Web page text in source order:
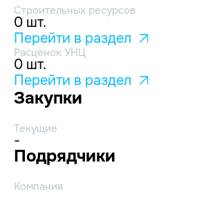
Строительных ресурсов
0 шт.
Перейти в раздел
Расценок УНЦ
0 шт.
Перейти в раздел
Закупки
Текущие
-
Подрядчики
Компания